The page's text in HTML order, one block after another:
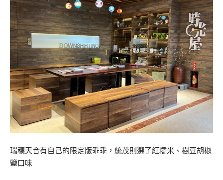
瑞穗天合有自己的限定版乖乖，統茂則選了紅糯米、樹豆胡椒
鹽口味